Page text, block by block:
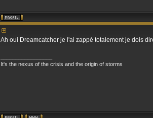
Ah oui Dreamcatcher je l'ai zappé totalement je dois
It's the nexus of the crisis and the origin of storms